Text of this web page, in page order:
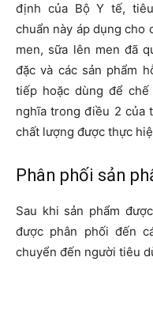
định của Bộ Y tế,
chuẩn này áp dụng cho
men, sữa lên men đã
đặc và các sản phẩm
tiếp hoặc dùng để
nghĩa trong điều 2 của
chất lượng được thực
Phân phối sản
Sau khi sản phẩm
được phân phối đến
chuyển đến người tiêu